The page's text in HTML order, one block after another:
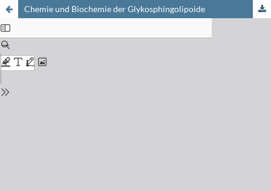
Chemie und Biochemie der Glykosphingolipoide